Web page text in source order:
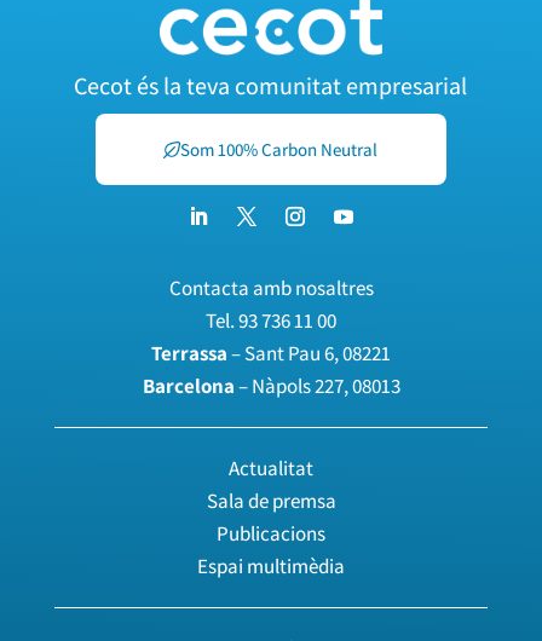
Cecot és la teva comunitat empresarial
Som 100% Carbon Neutral
Contacta amb nosaltres
Tel.93 736 11 00
Terrassa– Sant Pau 6, 08221
Barcelona– Nàpols 227, 08013
Actualitat
Sala de premsa
Publicacions
Espai multimèdia